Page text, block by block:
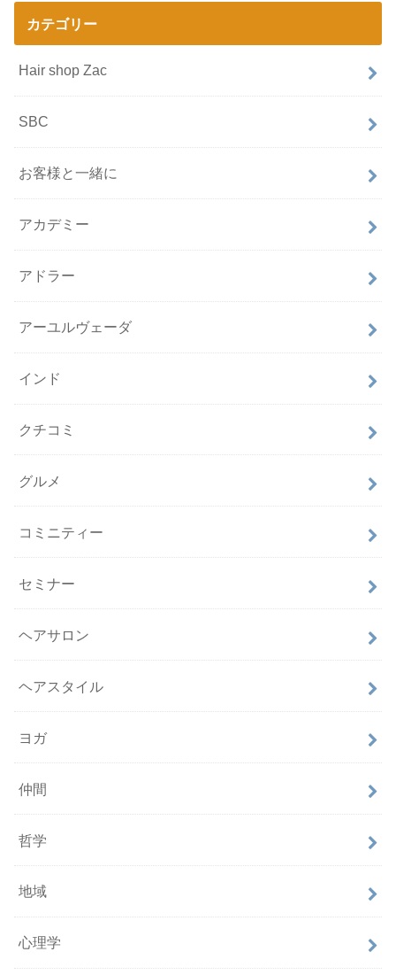
カテゴリー
Hair shop Zac
SBC
お客様と一緒に
アカデミー
アドラー
アーユルヴェーダ
インド
クチコミ
グルメ
コミニティー
セミナー
ヘアサロン
ヘアスタイル
ヨガ
仲間
哲学
地域
心理学